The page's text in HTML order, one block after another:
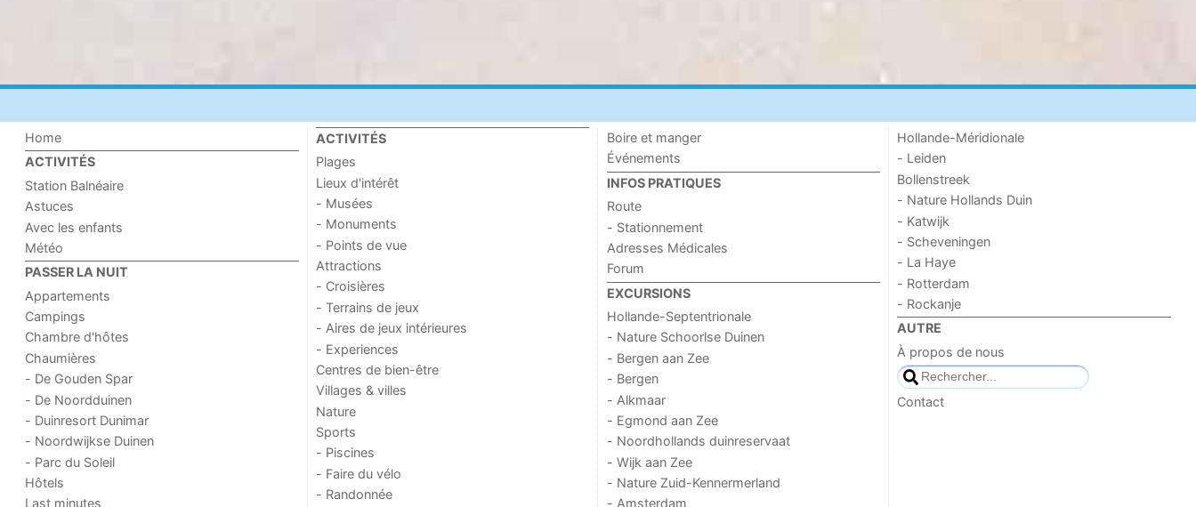
Home
ACTIVITÉS
Station Balnéaire
Astuces
Avec les enfants
Météo
PASSER LA NUIT
Appartements
Campings
Chambre d'hôtes
Chaumières
- De Gouden Spar
- De Noordduinen
- Duinresort Dunimar
- Noordwijkse Duinen
- Parc du Soleil
Hôtels
Last minutes
ACTIVITÉS
Plages
Lieux d'intérêt
- Musées
- Monuments
- Points de vue
Attractions
- Croisières
- Terrains de jeux
- Aires de jeux intérieures
- Experiences
Centres de bien-être
Villages & villes
Nature
Sports
- Piscines
- Faire du vélo
- Randonnée
Boire et manger
Événements
INFOS PRATIQUES
Route
- Stationnement
Adresses Médicales
Forum
EXCURSIONS
Hollande-Septentrionale
- Nature Schoorlse Duinen
- Bergen aan Zee
- Bergen
- Alkmaar
- Egmond aan Zee
- Noordhollands duinreservaat
- Wijk aan Zee
- Nature Zuid-Kennermerland
- Amsterdam
Hollande-Méridionale
- Leiden
Bollenstreek
- Nature Hollands Duin
- Katwijk
- Scheveningen
- La Haye
- Rotterdam
- Rockanje
AUTRE
À propos de nous
Contact